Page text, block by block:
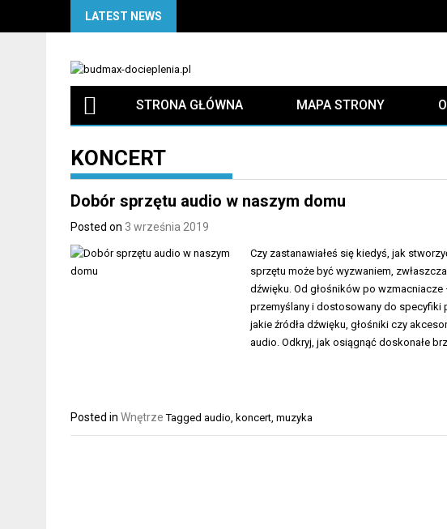
LATEST NEWS
STRONA GŁÓWNA MAPA STRONY
KONCERT
Dobór sprzętu audio w naszym domu
Posted on 3 września 2019
Czy zastanawiałeś się kiedyś, jak
sprzętu może być wyzwaniem,
dźwięku. Od głośników po
przemyślany i dostosowany do specyfiki
jakie źródła dźwięku, głośniki czy
audio. Odkryj, jak osiągnąć doskonałe
Posted in Wnętrze Tagged audio, koncert, muzyka